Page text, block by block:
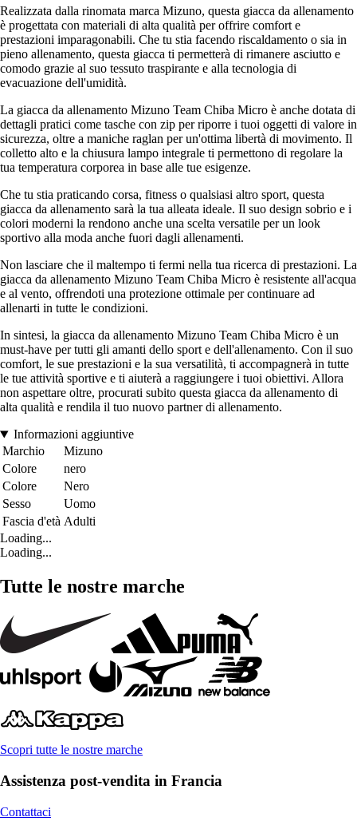
Realizzata dalla rinomata marca Mizuno, questa giacca da allenamento
è progettata con materiali di alta qualità per offrire comfort e
prestazioni imparagonabili. Che tu stia facendo riscaldamento o sia in
pieno allenamento, questa giacca ti permetterà di rimanere asciutto e
comodo grazie al suo tessuto traspirante e alla tecnologia di
evacuazione dell'umidità.
La giacca da allenamento Mizuno Team Chiba Micro è anche dotata di
dettagli pratici come tasche con zip per riporre i tuoi oggetti di valore in
sicurezza, oltre a maniche raglan per un'ottima libertà di movimento. Il
colletto alto e la chiusura lampo integrale ti permettono di regolare la
tua temperatura corporea in base alle tue esigenze.
Che tu stia praticando corsa, fitness o qualsiasi altro sport, questa
giacca da allenamento sarà la tua alleata ideale. Il suo design sobrio e i
colori moderni la rendono anche una scelta versatile per un look
sportivo alla moda anche fuori dagli allenamenti.
Non lasciare che il maltempo ti fermi nella tua ricerca di prestazioni. La
giacca da allenamento Mizuno Team Chiba Micro è resistente all'acqua
e al vento, offrendoti una protezione ottimale per continuare ad
allenarti in tutte le condizioni.
In sintesi, la giacca da allenamento Mizuno Team Chiba Micro è un
must-have per tutti gli amanti dello sport e dell'allenamento. Con il suo
comfort, le sue prestazioni e la sua versatilità, ti accompagnerà in tutte
le tue attività sportive e ti aiuterà a raggiungere i tuoi obiettivi. Allora
non aspettare oltre, procurati subito questa giacca da allenamento di
alta qualità e rendila il tuo nuovo partner di allenamento.
Informazioni aggiuntive
Marchio
Mizuno
Colore
nero
Colore
Nero
Sesso
Uomo
Fascia d'età Adulti
Loading...
Loading...
Tutte le nostre marche
Scopri tutte le nostre marche
Assistenza post-vendita in Francia
Contattaci